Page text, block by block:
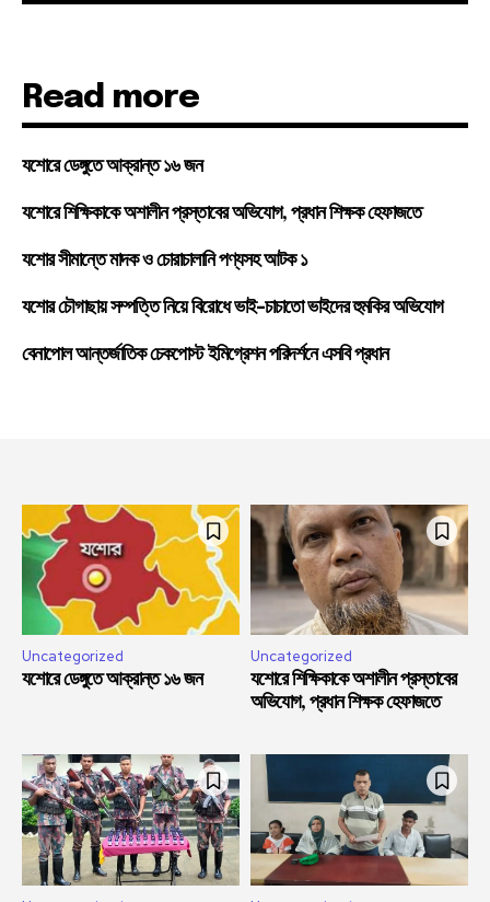
Read more
যশোরে ডেঙ্গুতে আক্রান্ত ১৬ জন
যশোরে শিক্ষিকাকে অশালীন প্রস্তাবের অভিযোগ, প্রধান শিক্ষক হেফাজতে
যশোর সীমান্তে মাদক ও চোরাচালানি পণ্যসহ আটক ১
যশোর চৌগাছায় সম্পত্তি নিয়ে বিরোধে ভাই-চাচাতো ভাইদের হুমকির অভিযোগ
বেনাপোল আন্তর্জাতিক চেকপোস্ট ইমিগ্রেশন পরিদর্শনে এসবি প্রধান
Uncategorized
যশোরে ডেঙ্গুতে আক্রান্ত ১৬ জন
Uncategorized
যশোরে শিক্ষিকাকে অশালীন প্রস্তাবের
অভিযোগ, প্রধান শিক্ষক হেফাজতে